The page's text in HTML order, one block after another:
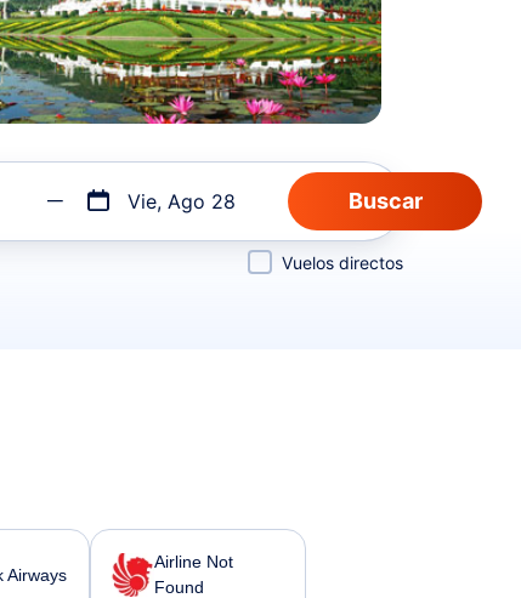
Vie, Ago 28
Vuelos directos
Airways
Airline Not
Found